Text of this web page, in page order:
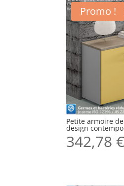
Promo !
Petite armoire
design
342,78€